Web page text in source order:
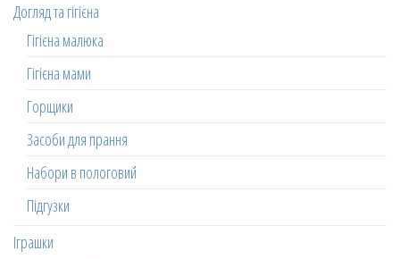
Догляд та гігієна
Гігієна малюка
Гігієна мами
Горщики
Засоби для прання
Набори в пологовий
Підгузки
Іграшки